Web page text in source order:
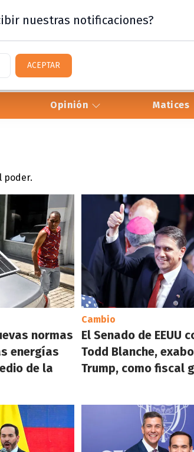
Opinión Matices
poder.
normas
energías
de la
Cambio
El Senado de EEUU
Todd Blanche,
Trump, como fiscal
nuestras notificaciones?
ACEPTAR